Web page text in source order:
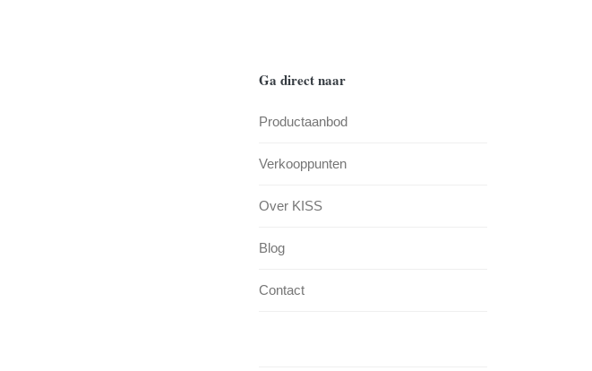
Ga direct naar
Productaanbod
Verkooppunten
Over KISS
Blog
Contact